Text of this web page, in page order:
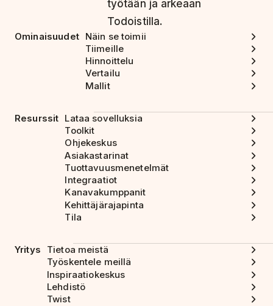
työtään ja arkeaan
Todoistilla.
Ominaisuudet Näin se toimii
Tiimeille
Hinnoittelu
Vertailu
Mallit
Resurssit Lataa sovelluksia
Toolkit
Ohjekeskus
Asiakastarinat
Tuottavuusmenetelmät
Integraatiot
Kanavakumppanit
Kehittäjärajapinta
Tila
Yritys
Tietoa meistä
Työskentele meillä
Inspiraatiokeskus
Lehdistö
Twist